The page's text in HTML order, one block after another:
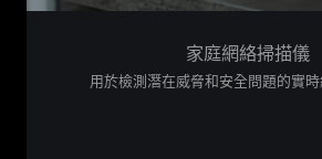
家庭網絡掃描儀
用於檢測潛在威脅和安全問題的實時